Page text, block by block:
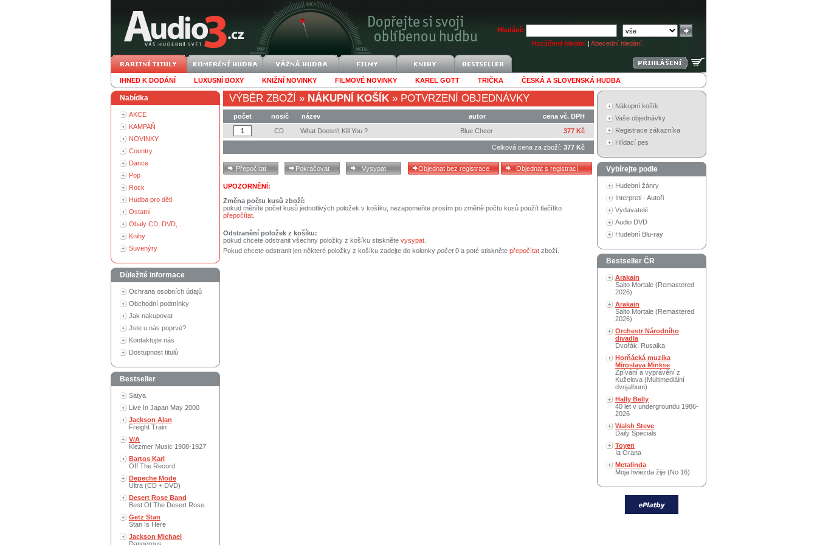
Hledání:
Rozšířené hledání | Abecední hledání
IHNED K DODÁNÍ LUXUSNÍ BOXY KNIŽNÍ NOVINKY FILMOVÉ NOVINKY KAREL GOTT TRIČKA ČESKÁ A SLOVENSKÁ HUDBA
Nabídka
AKCE
KAMPAŇ
NOVINKY
Country
Dance
Pop
Rock
Hudba pro děti
Ostatní
Obaly CD, DVD, ...
Knihy
Suvenýry
Důležité informace
Ochrana osobních údajů
Obchodní podmínky
Jak nakupovat
Jste u nás poprvé?
Kontaktujte nás
Dostupnost titulů
Bestseller
Satya
Live In Japan May 2000
Jackson Alan
Freight Train
V/A
Klezmer Music 1908-1927
Bartos Karl
Off The Record
Depeche Mode
Ultra (CD + DVD)
Desert Rose Band
Best Of The Desert Rose..
Getz Stan
Stan Is Here
Jackson Michael
VÝBĚR ZBOŽÍ » NÁKUPNÍ KOŠÍK » POTVRZENÍ OBJEDNÁVKY
počet nosič název autor
cena vč. DPH
CD
What Doesn't Kill You ? Blue Cheer 377 Kč
Celková cena za zboží: 377 Kč
UPOZORNĚNÍ:
Změna počtu kusů zboží:
pokud měníte počet kusů jednotlivých položek v košíku, nezapomeňte prosím po změně počtu kusů použít tlačítko
přepočítat
Odstranění položek z košíku:
pokud chcete odstranit všechny položky z košíku stiskněte vysypat
Pokud chcete odstranit jen některé položky z košíku zadejte do kolonky počet0 a poté stiskněte přepočítat zboží.
Nákupní košík
Vaše objednávky
Registrace zákazníka
Hlídací pes
Vybírejte podle
Hudební žánry
Interpreti - Autoři
Vydavatelé
Audio DVD
Hudební Blu-ray
Bestseller ČR
Arakain
Salto Mortale (Remastered
2026)
Arakain
Salto Mortale (Remastered
2026)
Orchestr Národního
divadla
Dvořák: Rusalka
Horňácká muzika
Miroslava Minkse
Zpívání a vyprávění z
Kuželova (Multimediální
dvojalbum)
Hally Belly
40 let v undergroundu 1986-
2026
Walsh Steve
Daily Specials
Toyen
Ia Orana
Metalinda
Moja hviezda žije (No 16)